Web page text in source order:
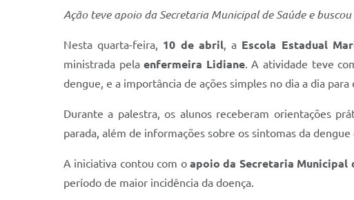
Ação teve apoio da Secretaria Municipal de Saúde e
Nesta quarta-feira, 10 de abril, a Escola Estadual
ministrada pelaenfermeira Lidiane. A atividade teve
dengue, e a importância de ações simples no dia a dia
Durante a palestra, os alunos receberam orientações
parada, além de informações sobre os sintomas da
A iniciativa contou com o apoio da Secretaria Municipal
período de maior incidência da doença.